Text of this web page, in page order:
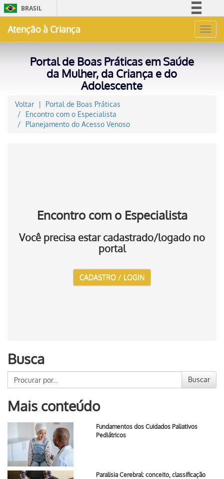
BRASIL
Acesso à informação
Atenção à Criança
Portal de Boas Práticas em Saúde
da Mulher, da Criança e do
Adolescente
Voltar
Portal de Boas Práticas
Encontro com o Especialista
Planejamento do Acesso Venoso
Encontro com o Especialista
Você precisa estar cadastrado/logado no
portal
CADASTRO / LOGIN
Busca
Buscar
Mais conteúdo
Fundamentos dos Cuidados Paliativos
Pediátricos
Paralisia Cerebral: conceito, classificação